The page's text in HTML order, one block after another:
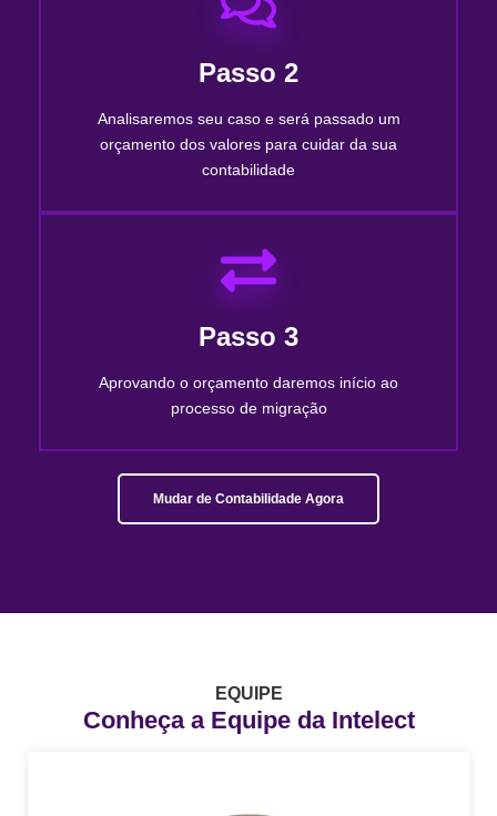
Passo 2
Analisaremos seu caso e será passado um
orçamento dos valores para cuidar da sua
contabilidade
Passo 3
Aprovando o orçamento daremos início ao
processo de migração
Mudar de Contabilidade Agora
EQUIPE
Conheça a Equipe da Intelect